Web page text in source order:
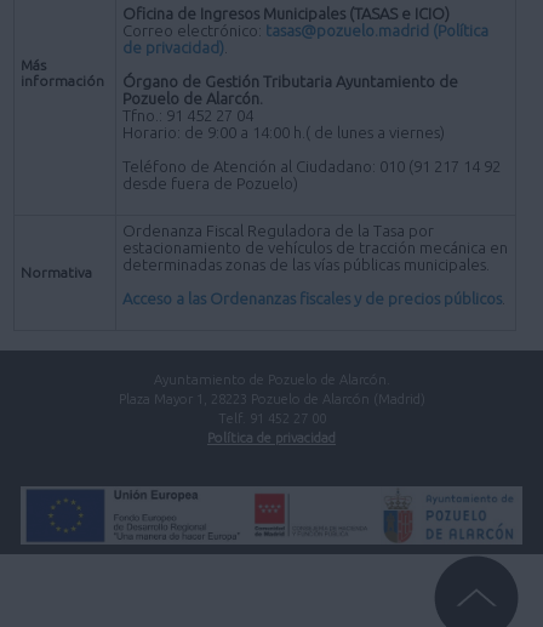
Más
información
Oficina de Ingresos Municipales (TASAS e ICIO)
Correo electrónico: tasas@pozuelo.madrid (Política
de privacidad)
Órgano de Gestión Tributaria Ayuntamiento de
Pozuelo de Alarcón.
Tfno.: 91 452 27 04
Horario: de 9:00 a 14:00 h.( de lunes a viernes)
Teléfono de Atención al Ciudadano: 010 (91 217 14 92
desde fuera de Pozuelo)
Normativa
Ordenanza Fiscal Reguladora de la Tasa por
estacionamiento de vehículos de tracción mecánica en
determinadas zonas de las vías públicas municipales.
Acceso a las Ordenanzas fiscales y de precios públicos
Ayuntamiento de Pozuelo de Alarcón.
Plaza Mayor 1, 28223 Pozuelo de Alarcón (Madrid)
Telf. 91 452 27 00
Política de privacidad